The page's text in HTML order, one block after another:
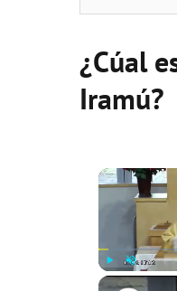
¿Cúal
Iramú?
Play Unmute